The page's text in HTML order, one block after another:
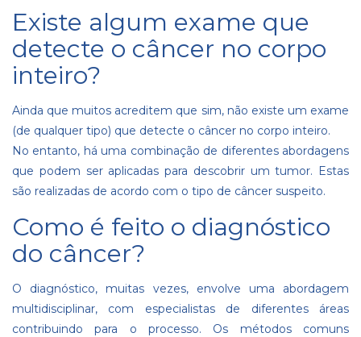
Existe algum exame que
detecte o câncer no corpo
inteiro?
Ainda que muitos acreditem que sim, não existe um exame
(de qualquer tipo) que detecte o câncer no corpo inteiro.
No entanto, há uma combinação de diferentes abordagens
que podem ser aplicadas para descobrir um tumor. Estas
são realizadas de acordo com o tipo de câncer suspeito.
Como é feito o diagnóstico
do câncer?
O diagnóstico, muitas vezes, envolve uma abordagem
multidisciplinar, com especialistas de diferentes áreas
contribuindo para o processo. Os métodos comuns